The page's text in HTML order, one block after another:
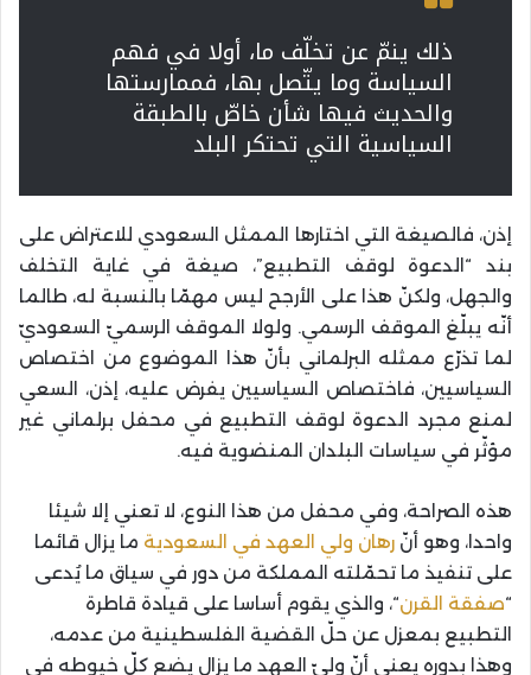
ذلك ينمّ عن تخلّف ما، أولا في فهم
السياسة وما يتّصل بها، فممارستها
والحديث فيها شأن خاصّ بالطبقة
السياسية التي تحتكر البلد
إذن، فالصيغة التي اختارها الممثل السعودي للاعتراض على
بند “الدعوة لوقف التطبيع”، صيغة في غاية التخلف
والجهل، ولكنّ هذا على الأرجح ليس مهمّا بالنسبة له، طالما
أنّه يبلّغ الموقف الرسمي. ولولا الموقف الرسميّ السعوديّ
لما تذرّع ممثله البرلماني بأنّ هذا الموضوع من اختصاص
السياسيين، فاختصاص السياسيين يفرض عليه، إذن، السعي
لمنع مجرد الدعوة لوقف التطبيع في محفل برلماني غير
مؤثّر في سياسات البلدان المنضوية فيه.
هذه الصراحة، وفي محفل من هذا النوع، لا تعني إلا شيئا
واحدا، وهو أنّ رهان ولي العهد في السعودية ما يزال قائما
على تنفيذ ما تحمّلته المملكة من دور في سياق ما يُدعى
“صفقة القرن“، والذي يقوم أساسا على قيادة قاطرة
التطبيع بمعزل عن حلّ القضية الفلسطينية من عدمه،
وهذا بدوره يعني أنّ وليّ العهد ما يزال يضع كلّ خيوطه في